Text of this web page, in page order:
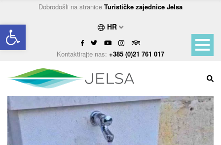
Open toolbar
Dobrodošli na stranice Turističke zajednice Jelsa
HR
Kontaktirajte nas: +385 (0)21 761 017